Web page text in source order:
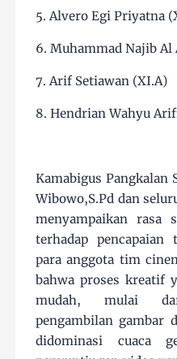
5. Alvero Egi Priyatna
6. Muhammad Najib
7. Arif Setiawan (XI.A)
8. Hendrian Wahyu
Kamabigus Pangkalan
Wibowo,S.Pd dan
menyampaikan rasa
terhadap pencapaian
para anggota tim
bahwa proses kreatif
mudah, mulai
pengambilan gambar
didominasi cuaca